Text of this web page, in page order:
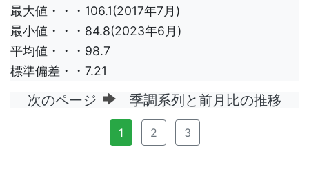
最大値・・・106.1(2017年7月)
最小値・・・84.8(2023年6月)
平均値・・・98.7
標準偏差・・7.21
次のページ 季調系列と前月比の推移
1 2 3